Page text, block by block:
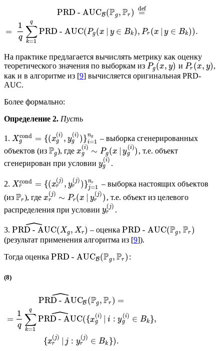
PRD - AUCB(Pg, Pr ) =
def
=
1
q ∑
k=1
q
PRD - AUC(Pg(x | y ∈ Bk), Pr (x | y ∈ Bk)).
На практике предлагается вычислять метрику как оценку
теоретического значения по выборкам из Pg(x, y) и Pr (x, y),
как и в алгоритме из [9] вычисляется оригинальная PRD-
AUC.
Более формально:
Определение 2. Пусть
1. Xcond
g = {(x
(i)
g , y
(i)
g ) }ng
i=1 – выборка сгенерированных
объектов (из Pg), гдеx
(i)
g ∼ Pg(x y
(i)
g ) , т.е. объект
сгенерирован при условии y
(i)
g .
2. Xcond
r = {(x
(j)
r , y
(j)
r )}nr
j=1 – выборка настоящих объектов
(из Pr), гдеx
(j)
r ∼ Pr (x y
(j)
r ) , т.е. объект из целевого
распределения при условии y
(j)
r
3. PRD - AUC
ˆ (Xg, Xr) – оценка PRD - AUC(Pg, Pr )
(результат применения алгоритма из [9]).
Тогда оценка PRD - AUCB(Pg, Pr ) :
(8)
PRD - AUC
ˆ B (Pg, Pr ) =
=
1
q ∑
k=1
q
PRD - AUC
ˆ ({x
(i)
g i : y
(i)
g ∈ Bk },
{x
(j)
r j : y
(j)
r ∈ Bk }).